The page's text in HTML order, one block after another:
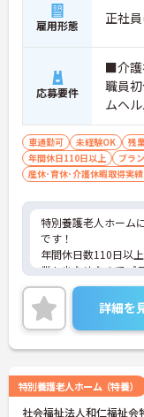
雇用形態 正社
応募要件
■介護
職員
ムヘ
※経験
（AT
車通勤可 未経験OK 残
年間休日110日以上
ブラ
産休･育休･介護休暇取得実績
特別養護老人ホーム
です！
年間休日数110日以
業も少なめなのでプ
がら働けます！
ご興味ある方には、
細をお話致しますの
詳細を
特別養護老人ホーム（特養）
社会福祉法人和仁福祉会